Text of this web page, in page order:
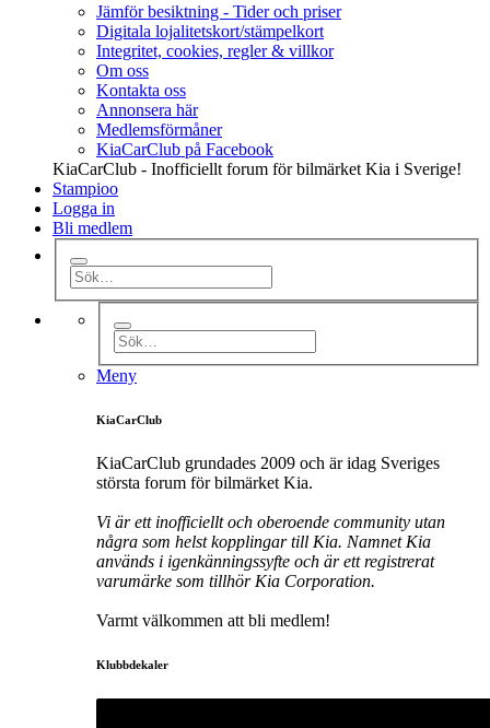
Jämför besiktning - Tider och priser
Digitala lojalitetskort/stämpelkort
Integritet, cookies, regler & villkor
Om oss
Kontakta oss
Annonsera här
Medlemsförmåner
KiaCarClub på Facebook
KiaCarClub - Inofficiellt forum för bilmärket Kia i Sverige!
Stampioo
Logga in
Bli medlem
Meny
KiaCarClub
KiaCarClub grundades 2009 och är idag Sveriges
största forum för bilmärket Kia.
Vi är ett inofficiellt och oberoende community utan
några som helst kopplingar till Kia. Namnet Kia
används i igenkänningssyfte och är ett registrerat
varumärke som tillhör Kia Corporation.
Varmt välkommen att bli medlem!
Klubbdekaler